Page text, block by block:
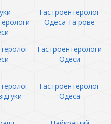
Гастроентеролог
Одеса Таїрове
Гастроентерологи
Одеси
Гастроентеролог
Одеса